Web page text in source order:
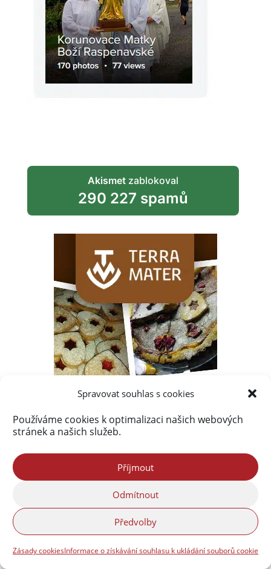
Spravovat souhlas s cookies
Používáme cookies k optimalizaci našich webových
stránek a našich služeb.
Příjmout
Odmítnout
Předvolby
Zásady cookiesInformace o získávání souhlasu k ukládání souborů cookie
Akismetzablokoval
290 227 spamů